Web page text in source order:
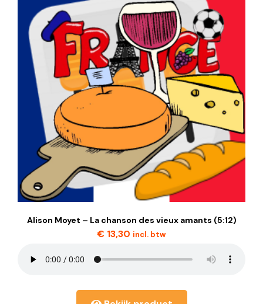
Alison Moyet – La chanson des vieux amants (5:12)
€ 13,30 incl. btw